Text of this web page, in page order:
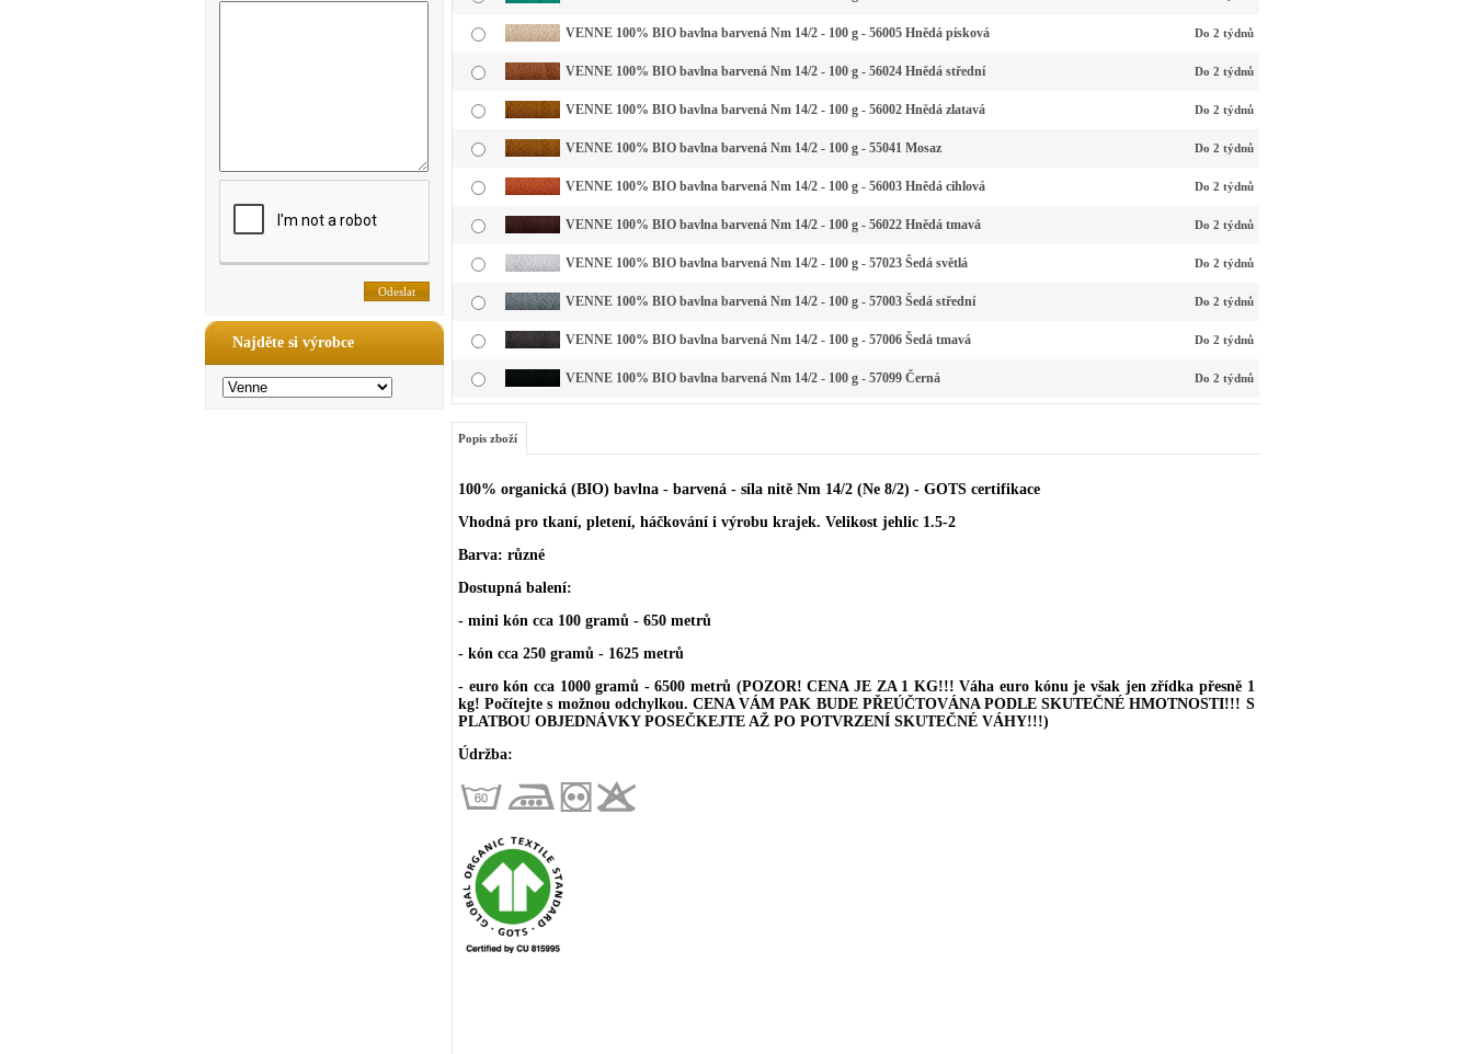
Najděte si výrobce
VENNE 100% BIO bavlna barvená Nm 14/2 - 100 g - 56005 Hnědá písková Do 2 týdnů
VENNE 100% BIO bavlna barvená Nm 14/2 - 100 g - 56024 Hnědá střední Do 2 týdnů
VENNE 100% BIO bavlna barvená Nm 14/2 - 100 g - 56002 Hnědá zlatavá Do 2 týdnů
VENNE 100% BIO bavlna barvená Nm 14/2 - 100 g - 55041 Mosaz Do 2 týdnů
VENNE 100% BIO bavlna barvená Nm 14/2 - 100 g - 56003 Hnědá cihlová Do 2 týdnů
VENNE 100% BIO bavlna barvená Nm 14/2 - 100 g - 56022 Hnědá tmavá Do 2 týdnů
VENNE 100% BIO bavlna barvená Nm 14/2 - 100 g - 57023 Šedá světlá Do 2 týdnů
VENNE 100% BIO bavlna barvená Nm 14/2 - 100 g - 57003 Šedá střední Do 2 týdnů
VENNE 100% BIO bavlna barvená Nm 14/2 - 100 g - 57006 Šedá tmavá Do 2 týdnů
VENNE 100% BIO bavlna barvená Nm 14/2 - 100 g - 57099 Černá Do 2 týdnů
Popis zboží
100% organická (BIO) bavlna - barvená - síla nitě Nm 14/2 (Ne 8/2) - GOTS certifikace
Vhodná pro tkaní, pletení, háčkování i výrobu krajek. Velikost jehlic 1.5-2
Barva: různé
Dostupná balení:
- mini kón cca 100 gramů - 650 metrů
- kón cca 250 gramů - 1625 metrů
- euro kón cca 1000 gramů - 6500 metrů (POZOR! CENA JE ZA 1 KG!!! Váha euro kónu je však jen zřídka přesně 1
kg! Počítejte s možnou odchylkou. CENA VÁM PAK BUDE PŘEÚČTOVÁNA PODLE SKUTEČNÉ HMOTNOSTI!!! S
PLATBOU OBJEDNÁVKY POSEČKEJTE AŽ PO POTVRZENÍ SKUTEČNÉ VÁHY!!!)
Údržba: